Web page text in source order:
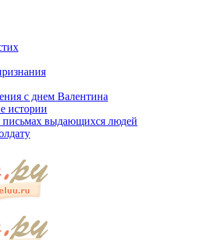
с днем Валентина
истории
выдающихся людей